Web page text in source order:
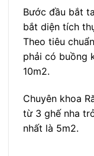
Bước đầu bắt
bắt diện tích
Theo tiêu
phải có buồng
10m2.
Chuyên khoa
từ 3 ghế nha
nhất là 5m2.